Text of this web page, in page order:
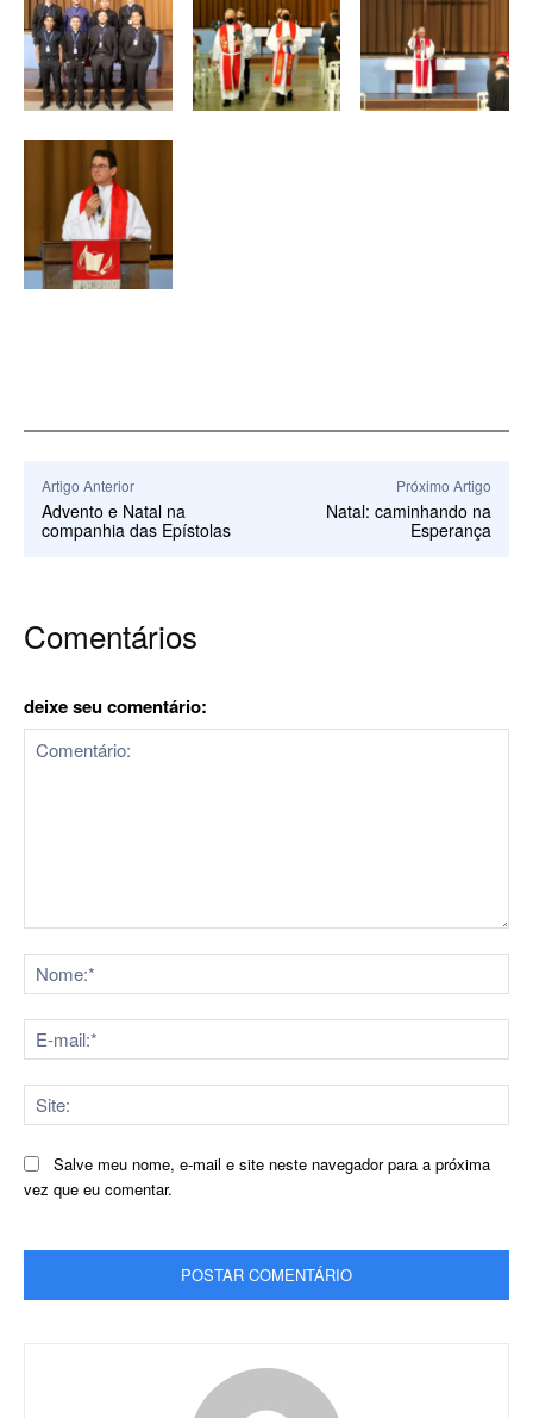
Artigo Anterior
Advento e Natal na
companhia das Epístolas
Próximo Artigo
Natal: caminhando na
Esperança
Comentários
deixe seu comentário:
Salve meu nome, e-mail e site neste navegador para a próxima
vez que eu comentar.